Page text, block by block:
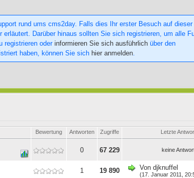
rund ums cms2day. Falls dies Ihr erster Besuch auf
Darüber hinaus sollten Sie sich registrieren, um alle
registrieren oder informieren Sie sich ausführlich über den
haben, können Sie sich hier anmelden.
Bewertung Antworten Zugriffe Letzte
0 67 229 keine
1 19 890 Von djknuffel
(17. Januar 2011,